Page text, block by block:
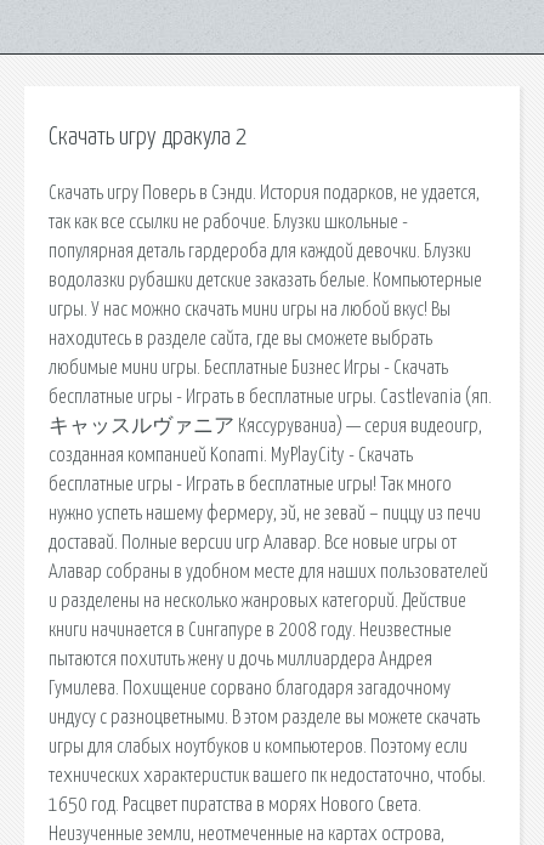
Скачать игру дракула 2
Скачать игру Поверь в Сэнди. История подарков, не удается,
так как все ссылки не рабочие. Блузки школьные -
популярная деталь гардероба для каждой девочки. Блузки
водолазки рубашки детские заказать белые. Компьютерные
игры. У нас можно скачать мини игры на любой вкус! Вы
находитесь в разделе сайта, где вы сможете выбрать
любимые мини игры. Бесплатные Бизнес Игры - Скачать
бесплатные игры - Играть в бесплатные игры. Castlevania (яп.
キャッスルヴァニア Кяссуруваниа) — серия видеоигр,
созданная компанией Konami. MyPlayCity - Скачать
бесплатные игры - Играть в бесплатные игры! Так много
нужно успеть нашему фермеру, эй, не зевай – пиццу из печи
доставай. Полные версии игр Алавар. Все новые игры от
Алавар собраны в удобном месте для наших пользователей
и разделены на несколько жанровых категорий. Действие
книги начинается в Сингапуре в 2008 году. Неизвестные
пытаются похитить жену и дочь миллиардера Андрея
Гумилева. Похищение сорвано благодаря загадочному
индусу с разноцветными. В этом разделе вы можете скачать
игры для слабых ноутбуков и компьютеров. Поэтому если
технических характеристик вашего пк недостаточно, чтобы.
1650 год. Расцвет пиратства в морях Нового Света.
Неизученные земли, неотмеченные на картах острова,